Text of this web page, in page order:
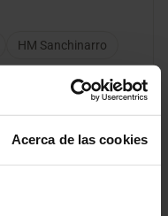
Acerca de las cookies
HM Sanchinarro